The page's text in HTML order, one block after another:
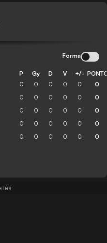
Forma
P Gy D V +/-
0 0 0 0 0 0
0 0 0 0 0 0
0 0 0 0 0 0
0 0 0 0 0 0
0 0 0 0 0 0